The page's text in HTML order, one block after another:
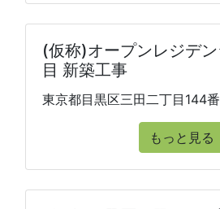
(仮称)オープンレジデ
目 新築工事
東京都目黒区三田二丁目144
もっと見る